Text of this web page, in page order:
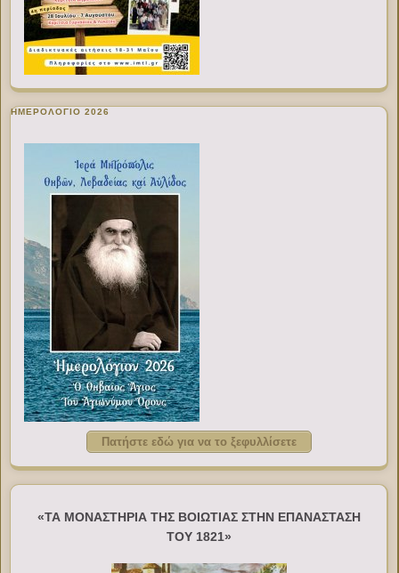
ΗΜΕΡΟΛΟΓΙΟ 2026
Πατήστε εδώ για να το ξεφυλλίσετε
«ΤΑ ΜΟΝΑΣΤΗΡΙΑ ΤΗΣ ΒΟΙΩΤΙΑΣ ΣΤΗΝ ΕΠΑΝΑΣΤΑΣΗ
ΤΟΥ 1821»